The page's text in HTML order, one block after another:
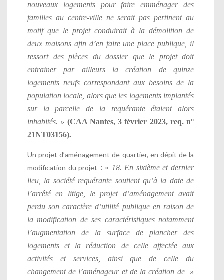
nouveaux logements pour faire emménager des
familles au centre-ville ne serait pas pertinent au
motif que le projet conduirait à la démolition de
deux maisons afin d’en faire une place publique, il
ressort des pièces du dossier que le projet doit
entrainer par ailleurs la création de quinze
logements neufs correspondant aux besoins de la
population locale, alors que les logements implantés
sur la parcelle de la requérante étaient alors
inhabités. » (CAA Nantes, 3 février 2023, req. n°
21NT03156).
Un projet d’aménagement de quartier, en dépit de la
modification du projet : « 18. En sixième et dernier
lieu, la société requérante soutient qu’à la date de
l’arrêté en litige, le projet d’aménagement avait
perdu son caractère d’utilité publique en raison de
la modification de ses caractéristiques notamment
l’augmentation de la surface de plancher des
logements et la réduction de celle affectée aux
activités et services, ainsi que de celle du
changement de l’aménageur et de la création de »